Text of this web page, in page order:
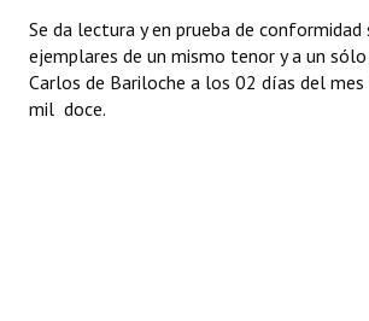
Se da lectura y en prueba de conformidad
ejemplares de un mismo tenor y a un
Carlos de Bariloche a los 02 días del
mil doce.